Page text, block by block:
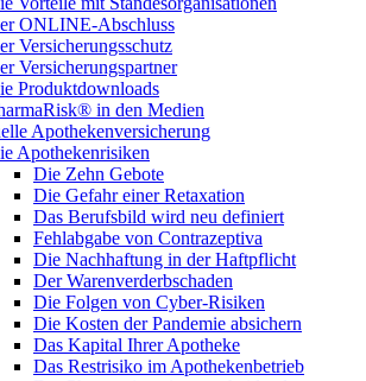
ONLINE-Abschluss
Versicherungsschutz
Versicherungspartner
Produktdownloads
in den Medien
Apothekenversicherung
Apothekenrisiken
Die Zehn Gebote
Die Gefahr einer Retaxation
Das Berufsbild wird neu definiert
Fehlabgabe von Contrazeptiva
Die Nachhaftung in der Haftpflicht
Der Warenverderbschaden
Die Folgen von Cyber-Risiken
Die Kosten der Pandemie absichern
Das Kapital Ihrer Apotheke
Das Restrisiko im Apothekenbetrieb